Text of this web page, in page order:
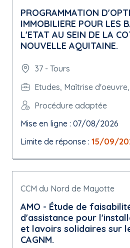
PROGRAMMATION
IMMOBILIERE POUR LES
L'ETAT AU SEIN DE LA
NOUVELLE AQUITAINE.
37 - Tours
Etudes, Maîtrise
Procédure adaptée
Mise en ligne : 07/08/2026
Limite de réponse : 15/09/
CCM du Nord de Mayotte
AMO - Étude de
d'assistance pour
et lavoirs solidaires sur
CAGNM.